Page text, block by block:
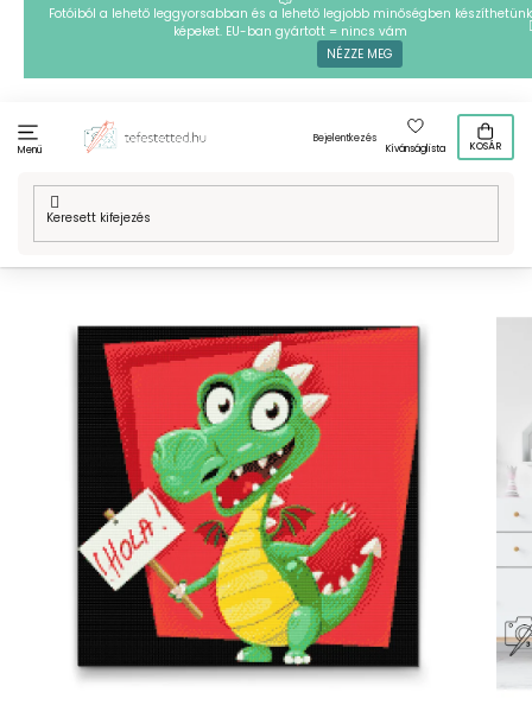
Ugrás
tartalomhoz
Fotóiból a lehető leggyorsabban és a lehető legjobb minőségben készíthetünk
képeket. EU-ban gyártott = nincs vám
NÉZZE MEG
Menü
Bejelentkezés
Kívánságlista
KOSÁR
Kezdőlap
/ Technikák / Gyémántszemes kirakó / Gyémántszemes
festmény - Zöld sárkány